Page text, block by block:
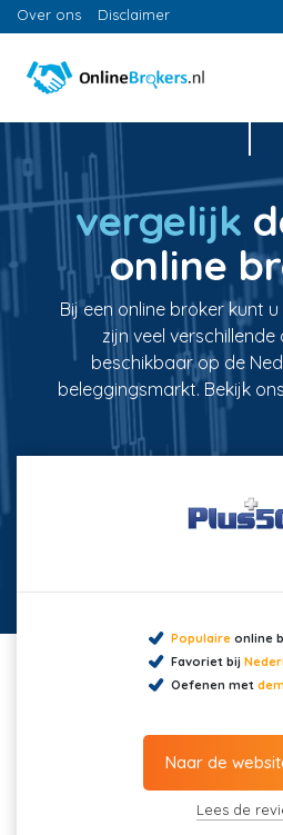
Over ons Disclaimer
vergelijk
online
Bij een online broker kunt
zijn veel verschillende
beschikbaar op de
beleggingsmarkt. Bekijk
Populaireonline
Favoriet bij
Oefenen met
Naar de
Lees de